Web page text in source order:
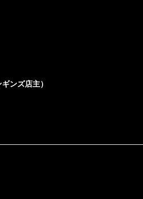
ンズ店主）